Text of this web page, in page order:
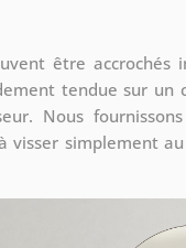
être accrochés
tendue sur un
Nous
visser simplement